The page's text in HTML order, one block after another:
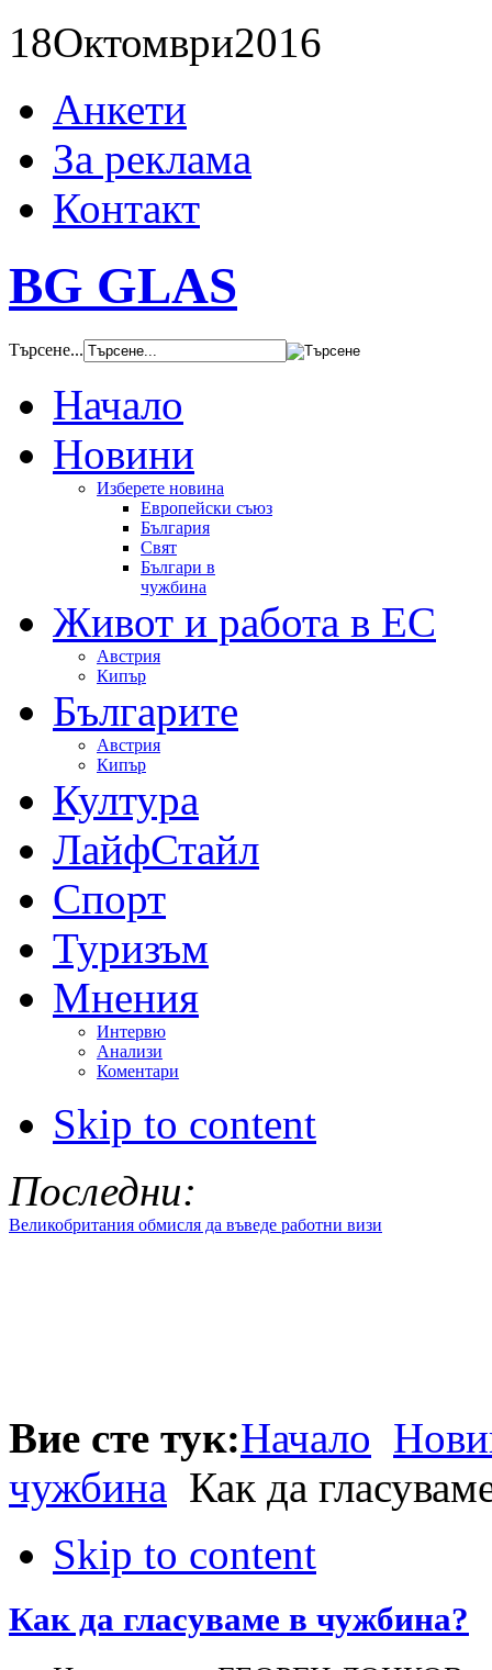
18Октомври2016
Анкети
За реклама
Контакт
BG GLAS
Търсене...
Начало
Новини
Изберете новина
Европейски съюз
България
Свят
Българи в
чужбина
Живот и работа в ЕС
Австрия
Кипър
Българите
Австрия
Кипър
Култура
ЛайфСтайл
Спорт
Туризъм
Мнения
Интервю
Анализи
Коментари
Skip to content
Последни:
Великобритания обмисля да въведе работни визи
Вие сте тук:Начало
чужбина Как да
Skip to content
Как да гласуваме в чужбина?